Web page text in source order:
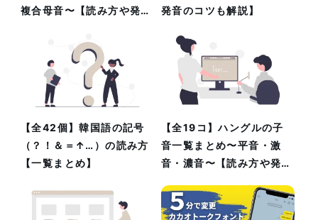
複合母音〜【読み方や発音
発音のコツも解説】
【全42個】韓国語の記号
（？！＆＝↑…）の読み方
【一覧まとめ】
【全19コ】ハングルの子
音一覧まとめ〜平音・激
音・濃音〜【読み方や発音